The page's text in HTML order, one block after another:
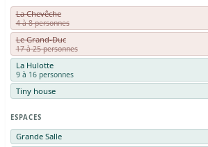
La Chevêche
4 à 8 personnes
Le Grand-Duc
17 à 25 personnes
La Hulotte
9 à 16 personnes
Tiny house
ESPACES
Grande Salle